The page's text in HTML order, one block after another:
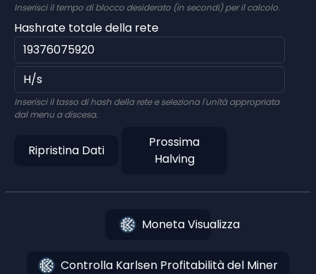
Inserisci il tempo di blocco desiderato (in secondi) per il calcolo.
Hashrate totale della rete
Inserisci il tasso di hash della rete e seleziona l'unità appropriata
dal menu a discesa.
Ripristina Dati
Prossima
Halving
Moneta Visualizza
Controlla Karlsen Profitabilità del Miner